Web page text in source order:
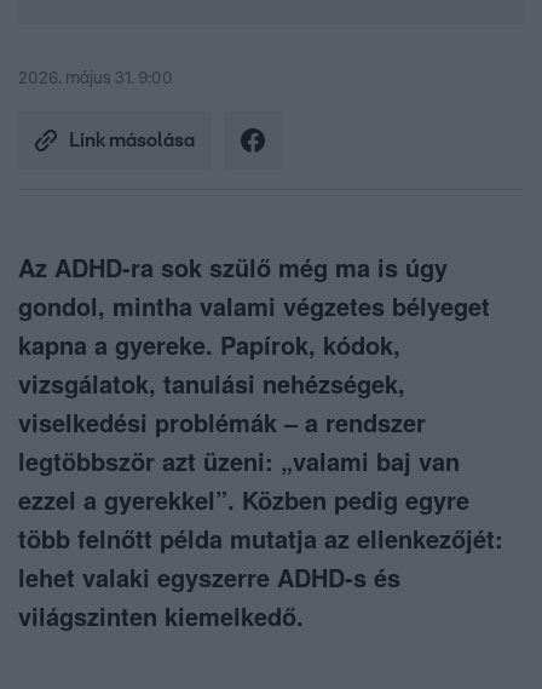
2026. május 31. 9:00
Link másolása
Az ADHD-ra sok szülő még ma is úgy
gondol, mintha valami végzetes bélyeget
kapna a gyereke. Papírok, kódok,
vizsgálatok, tanulási nehézségek,
viselkedési problémák – a rendszer
legtöbbször azt üzeni: „valami baj van
ezzel a gyerekkel”. Közben pedig egyre
több felnőtt példa mutatja az ellenkezőjét:
lehet valaki egyszerre ADHD-s és
világszinten kiemelkedő.